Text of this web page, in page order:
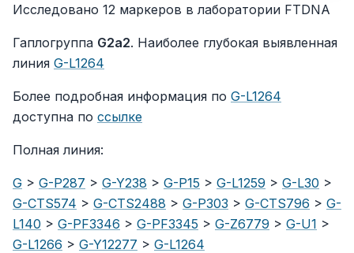
Исследовано 12 маркеров в лаборатории FTDNA
Гаплогруппа G2a2. Наиболее глубокая выявленная
линия G-L1264
Более подробная информация по G-L1264
доступна по ссылке
Полная линия:
G > G-P287 > G-Y238 > G-P15 > G-L1259 > G-L30 >
G-CTS574 > G-CTS2488 > G-P303 > G-CTS796 > G-
L140 > G-PF3346 > G-PF3345 > G-Z6779 > G-U1 >
G-L1266 > G-Y12277 > G-L1264